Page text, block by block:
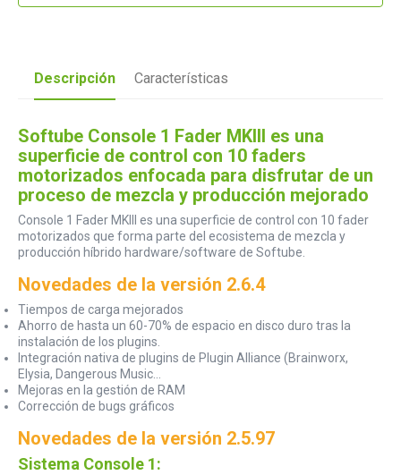
Descripción Características
Softube Console 1 Fader MKIII es una
superficie de control con 10 faders
motorizados enfocada para disfrutar de un
proceso de mezcla y producción mejorado
Console 1 Fader MKIII es una superficie de control con 10 fader
motorizados que forma parte del ecosistema de mezcla y
producción híbrido hardware/software de Softube.
Novedades de la versión 2.6.4
Tiempos de carga mejorados
Ahorro de hasta un 60-70% de espacio en disco duro tras la
instalación de los plugins.
Integración nativa de plugins de Plugin Alliance (Brainworx,
Elysia, Dangerous Music...
Mejoras en la gestión de RAM
Corrección de bugs gráficos
Novedades de la versión 2.5.97
Sistema Console 1: